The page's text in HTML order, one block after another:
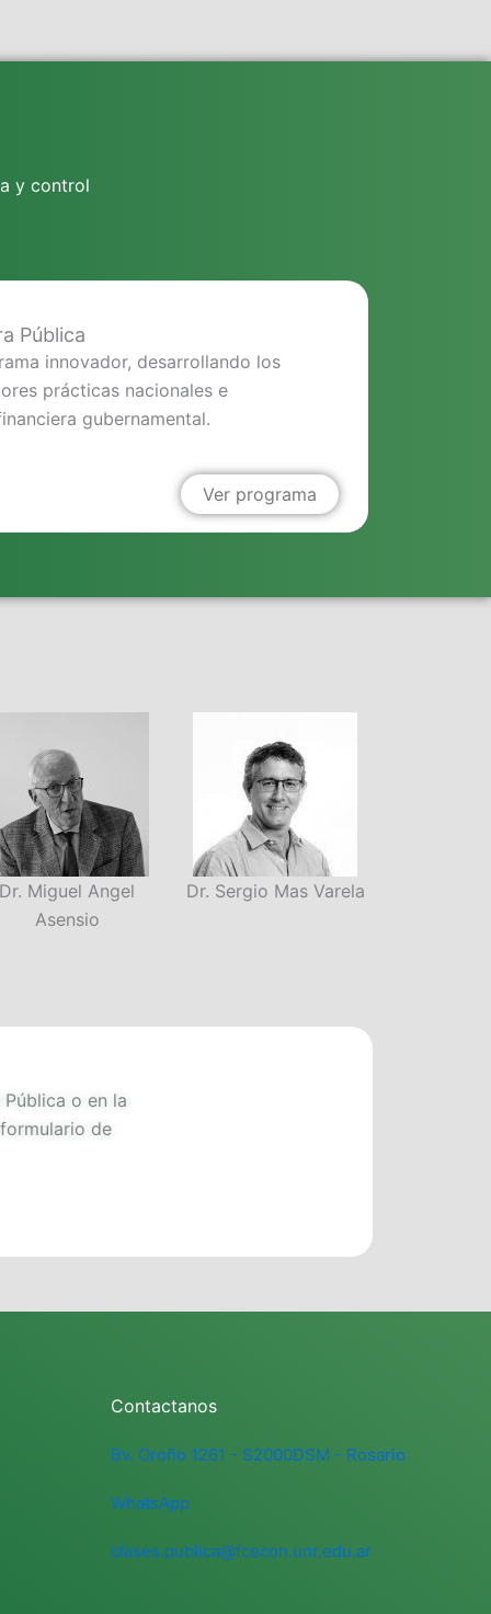
y control
Pública
innovador, desarrollando los
prácticas nacionales e
gubernamental.
Ver programa
Dr. Miguel Angel
Asensio
Dr. Sergio Mas Varela
o en la
de
Contactanos
Bv. Oroño 1261 - S2000DSM - Rosario
WhatsApp
clases.publica@fcecon.unr.edu.ar